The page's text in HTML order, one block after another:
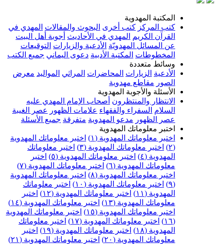
المكتبة المهدوية
كتب المركز كتب أخرى البحوث والمقالات المهدي في
القرآن الكريم
المهدي في الأحاديث أجوبة أهل البيت
عن المسائل المهدويّة الأدعية والزيارات التوقيعات
المخطوطات المكتبة الأدبية دعوى اليماني جميع الكتب
وسائط متعددة
الأدعية الزيارات المحاضرات المراثي المواليد معرض
الصور مقاطع مهدوية
الأسئلة والأجوبة المهدوية
الانتظار والمنتظرون أصحاب الإمام المهدي عليه
السلام السفراء والفقهاء علامات الظهور
عصر الغيبة
عصر الظهور مدعو المهدوية متفرقة جميع الأسئلة
اختبر معلوماتك المهدوية
اختبر معلوماتك المهدوية (١)
اختبر معلوماتك المهدوية
(٢)
اختبر معلوماتك المهدوية (٣)
اختبر معلوماتك
المهدوية (٤)
اختبر معلوماتك المهدوية (٥)
اختبر
معلوماتك المهدوية (٦)
اختبر معلوماتك المهدوية (٧)
اختبر معلوماتك المهدوية (٨)
اختبر معلوماتك المهدوية
(٩)
اختبر معلوماتك المهدوية (١٠)
اختبر معلوماتك
المهدوية (١١)
اختبر معلوماتك المهدوية (١٢)
اختبر
معلوماتك المهدوية (١٣)
اختبر معلوماتك المهدوية (١٤)
اختبر معلوماتك المهدوية (١٥)
اختبر معلوماتك المهدوية
(١٦)
اختبر معلوماتك المهدوية (١٧)
اختبر معلوماتك
المهدوية (١٨)
اختبر معلوماتك المهدوية (١٩)
اختبر
معلوماتك المهدوية (٢٠)
اختبر معلوماتك المهدوية (٢١)